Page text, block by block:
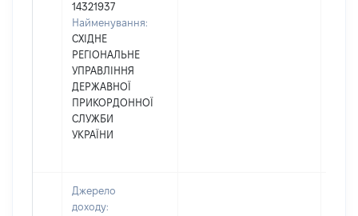
14321937
Найменування:
СХІДНЕ
РЕГІОНАЛЬНЕ
УПРАВЛІННЯ
ДЕРЖАВНОЇ
ПРИКОРДОННОЇ
СЛУЖБИ
УКРАЇНИ
Джерело
доходу: